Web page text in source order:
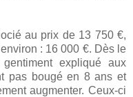
au prix de 13 750 €,
: 16 000 €. Dès le
expliqué aux
pas bougé en 8 ans et
augmenter. Ceux-ci